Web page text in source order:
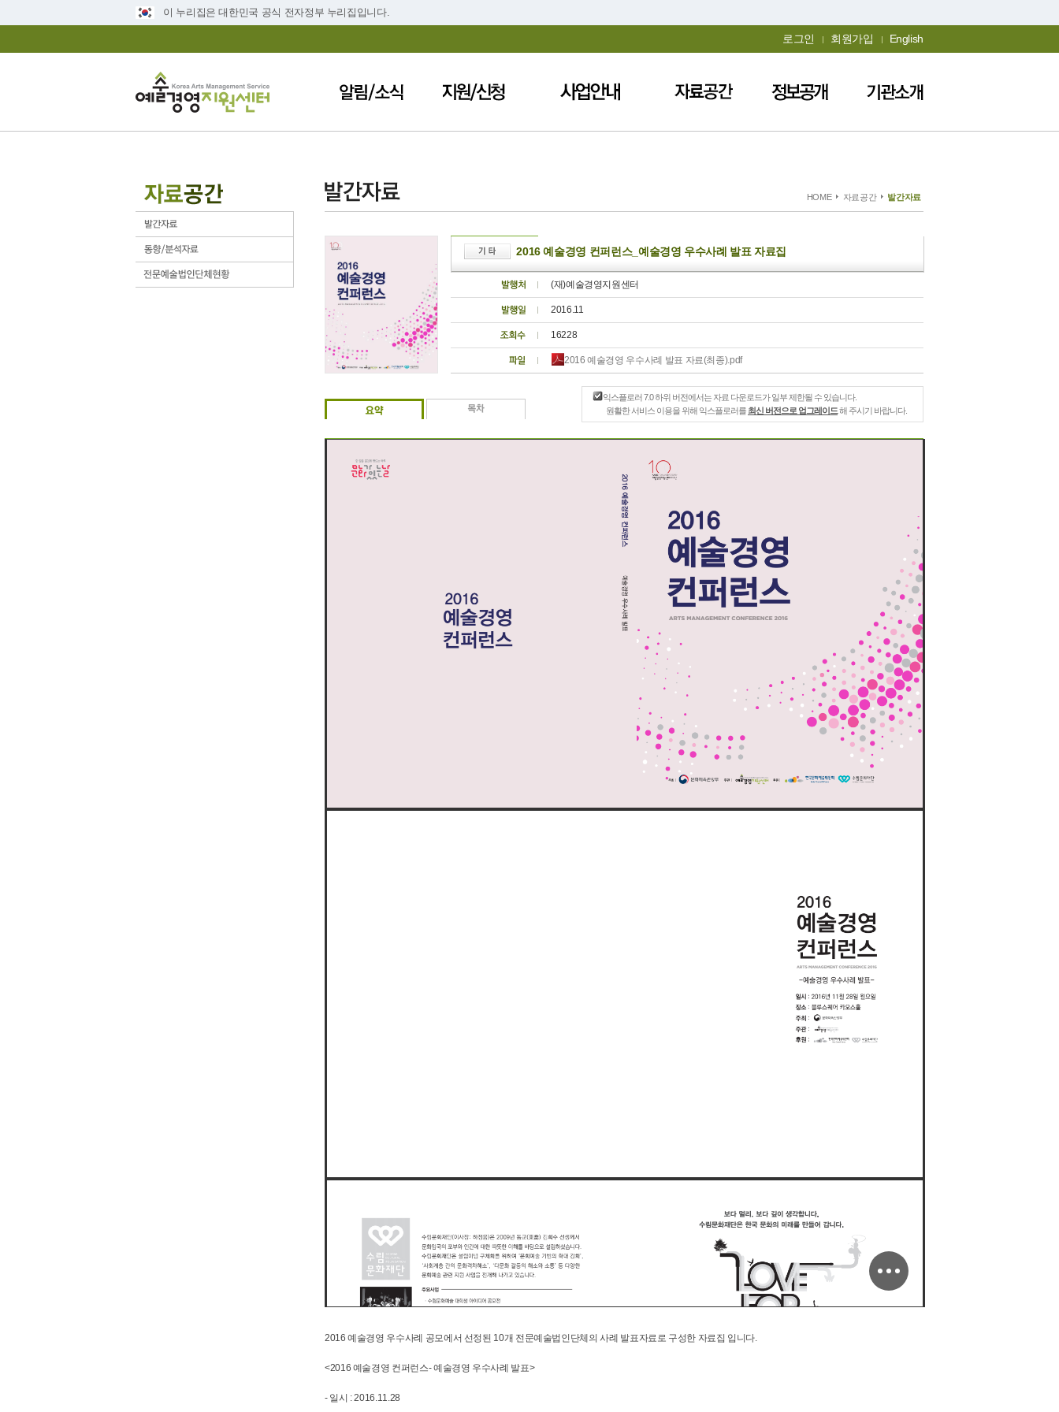
이 누리집은 대한민국 공식 전자정부 누리집입니다.
로그인 회원가입 English
HOME 자료공간 발간자료
2016 예술경영 컨퍼런스_예술경영 우수사례 발표 자료집
(재)예술경영지원센터
2016.11
16228
2016 예술경영 우수사례 발표 자료(최종).pdf
익스플로러 7.0 하위 버전에서는 자료 다운로드가 일부 제한될 수 있습니다.
원활한 서비스 이용을 위해 익스플로러를 최신 버전으로 업그레이드해 주시기 바랍니다.
2016 예술경영 우수사례 공모에서 선정된 10개 전문예술법인단체의 사례 발표자료로 구성한 자료집 입니다.
<2016 예술경영 컨퍼런스- 예술경영 우수사례 발표>
- 일시 : 2016.11.28